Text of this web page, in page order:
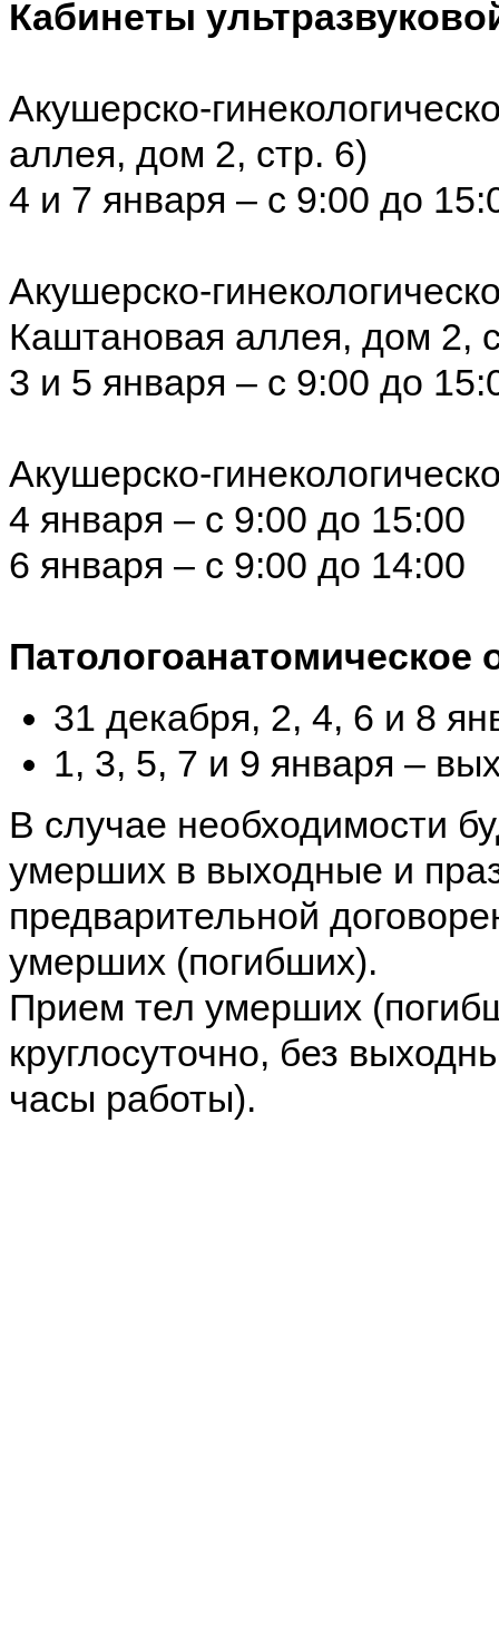
Кабинеты
Акушерско-
аллея, дом 2, стр. 6)
4 и 7 января – с 9:00 до
Акушерско-
Каштановая аллея, дом 2,
3 и 5 января – с 9:00 до
Акушерско-
4 января – с 9:00 до 15:00
6 января – с 9:00 до 14:00
Патологоанатомическое
31 декабря, 2, 4, 6 и 8
1, 3, 5, 7 и 9 января –
В случае необходимости
умерших в выходные и
предварительной
умерших (погибших).
Прием тел умерших
круглосуточно, без
часы работы).